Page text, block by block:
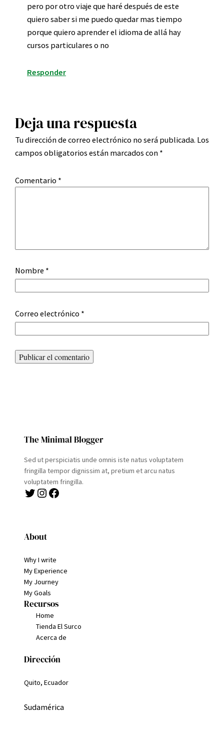
pero por otro viaje que haré después de este
quiero saber si me puedo quedar mas tiempo
porque quiero aprender el idioma de allá hay
cursos particulares o no
Responder
Deja una respuesta
Tu dirección de correo electrónico no será publicada. Los
campos obligatorios están marcados con *
Comentario *
Nombre *
Correo electrónico *
The Minimal Blogger
Sed ut perspiciatis unde omnis iste natus voluptatem
fringilla tempor dignissim at, pretium et arcu natus
voluptatem fringilla.
Twitter Instagram Facebook
About
Why I write
My Experience
My Journey
My Goals
Recursos
Home
Tienda El Surco
Acerca de
Dirección
Quito, Ecuador
Sudamérica